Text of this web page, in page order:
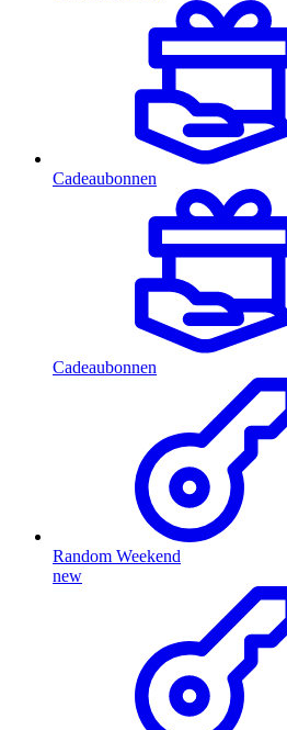
Cadeaubonnen
Cadeaubonnen
Random Weekend
new